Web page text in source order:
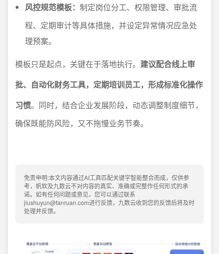
风控规范模板： 制定岗位分工、权限管理、审批流
程、定期审计等具体措施，并设定异常情况应急处
理预案。
模板只是起点，关键在于落地执行。 建议配合线上审
批、自动化财务工具，定期培训员工，形成标准化操作
习惯。同时，结合企业发展阶段，动态调整制度细节，
确保既能防风险，又不拖慢业务节奏。
免责申明:本文内容通过AI工具匹配关键字智能整合而成，仅供参
考，帆软及九数云不对内容的真实、准确或完整作任何形式的承
诺。如有任何问题或意见，您可以通过联系
jiushuyun@fanruan.com进行反馈，九数云收到您的反馈后将及时
处理并反馈。